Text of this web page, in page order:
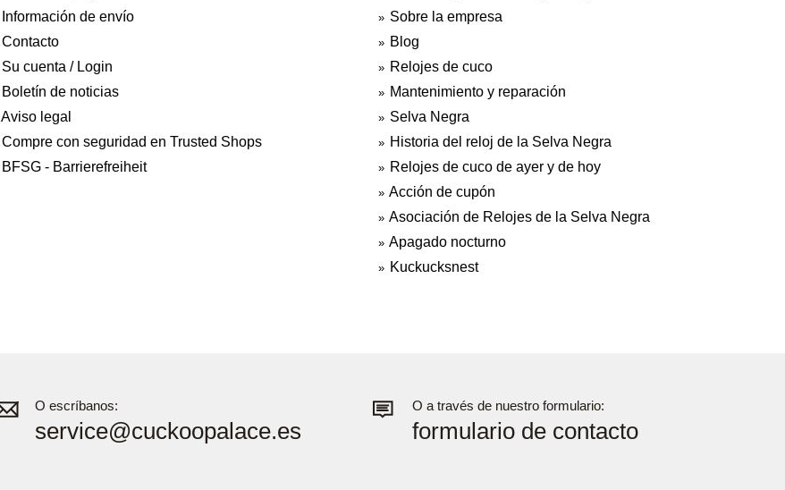
Información de envío
Contacto
Su cuenta / Login
Boletín de noticias
Aviso legal
Compre con seguridad en Trusted Shops
BFSG - Barrierefreiheit
Sobre la empresa
Blog
Relojes de cuco
Mantenimiento y reparación
Selva Negra
Historia del reloj de la Selva Negra
Relojes de cuco de ayer y de hoy
Acción de cupón
Asociación de Relojes de la Selva Negra
Apagado nocturno
Kuckucksnest
O escríbanos:
service@cuckoopalace.es
O a través de nuestro formulario:
formulario de contacto